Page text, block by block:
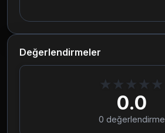
Değerlendirmeler
★ ★ ★ ★ ★
0.0
0 değerlendirme